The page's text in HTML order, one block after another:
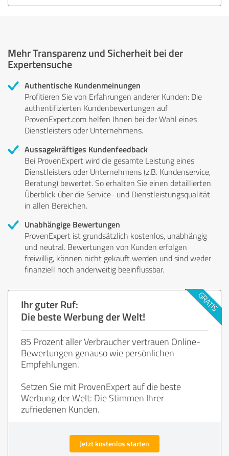
Mehr Transparenz und Sicherheit bei der
Expertensuche
Authentische Kundenmeinungen
Profitieren Sie von Erfahrungen anderer Kunden: Die
authentifizierten Kundenbewertungen auf
ProvenExpert.com helfen Ihnen bei der Wahl eines
Dienstleisters oder Unternehmens.
Aussagekräftiges Kundenfeedback
Bei ProvenExpert wird die gesamte Leistung eines
Dienstleisters oder Unternehmens (z.B. Kundenservice,
Beratung) bewertet. So erhalten Sie einen detaillierten
Überblick über die Service- und Dienstleistungsqualität
in allen Bereichen.
Unabhängige Bewertungen
ProvenExpert ist grundsätzlich kostenlos, unabhängig
und neutral. Bewertungen von Kunden erfolgen
freiwillig, können nicht gekauft werden und sind weder
finanziell noch anderweitig beeinflussbar.
Ihr guter Ruf:
Die beste Werbung der Welt!
85 Prozent aller Verbraucher vertrauen Online-
Bewertungen genauso wie persönlichen
Empfehlungen.
Setzen Sie mit ProvenExpert auf die beste
Werbung der Welt: Die Stimmen Ihrer
zufriedenen Kunden.
Jetzt kostenlos starten